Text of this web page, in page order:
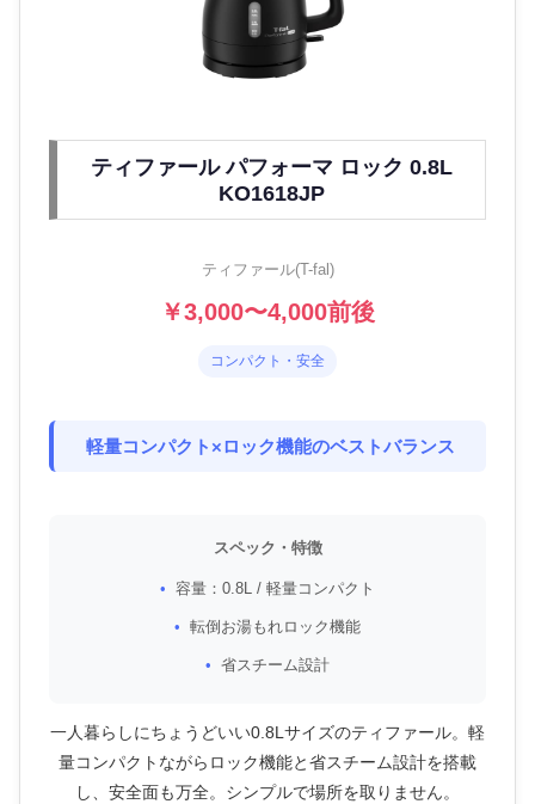
ティファール パフォーマ ロック 0.8L
KO1618JP
ティファール(T-fal)
￥3,000〜4,000前後
コンパクト・安全
軽量コンパクト×ロック機能のベストバランス
スペック・特徴
容量：0.8L / 軽量コンパクト
転倒お湯もれロック機能
省スチーム設計
一人暮らしにちょうどいい0.8Lサイズのティファール。軽
量コンパクトながらロック機能と省スチーム設計を搭載
し、安全面も万全。シンプルで場所を取りません。